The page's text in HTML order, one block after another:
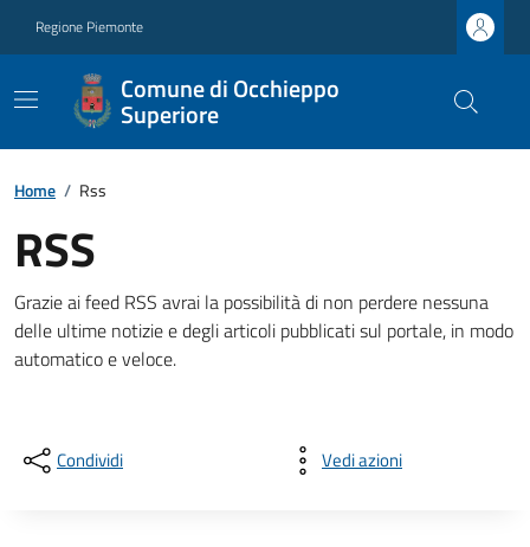
Regione Piemonte
Comune di Occhieppo
Superiore
Home / Rss
RSS
Grazie ai feed RSS avrai la possibilità di non perdere nessuna
delle ultime notizie e degli articoli pubblicati sul portale, in modo
automatico e veloce.
Condividi Vedi azioni